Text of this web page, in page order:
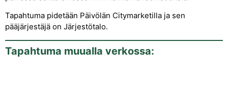
Tapahtuma pidetään Päivölän Citymarketilla ja sen
pääjärjestäjä on Järjestötalo.
Tapahtuma muualla verkossa: